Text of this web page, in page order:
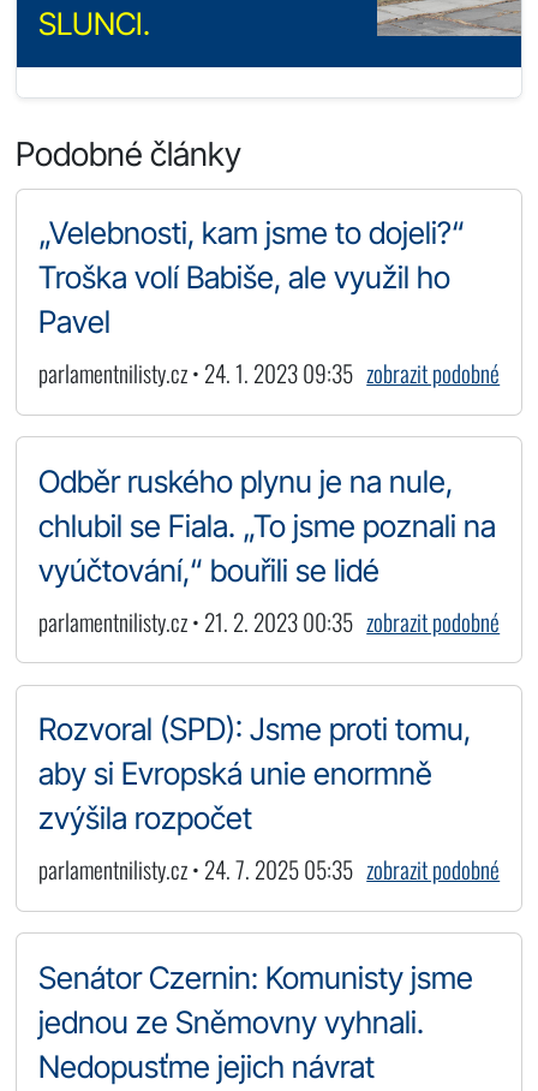
SLUNCI.
Podobné články
„Velebnosti, kam jsme to dojeli?“
Troška volí Babiše, ale využil ho
Pavel
parlamentnilisty.cz • 24. 1. 2023 09:35 zobrazit podobné
Odběr ruského plynu je na nule,
chlubil se Fiala. „To jsme poznali na
vyúčtování,“ bouřili se lidé
parlamentnilisty.cz • 21. 2. 2023 00:35 zobrazit podobné
Rozvoral (SPD): Jsme proti tomu,
aby si Evropská unie enormně
zvýšila rozpočet
parlamentnilisty.cz • 24. 7. 2025 05:35 zobrazit podobné
Senátor Czernin: Komunisty jsme
jednou ze Sněmovny vyhnali.
Nedopusťme jejich návrat